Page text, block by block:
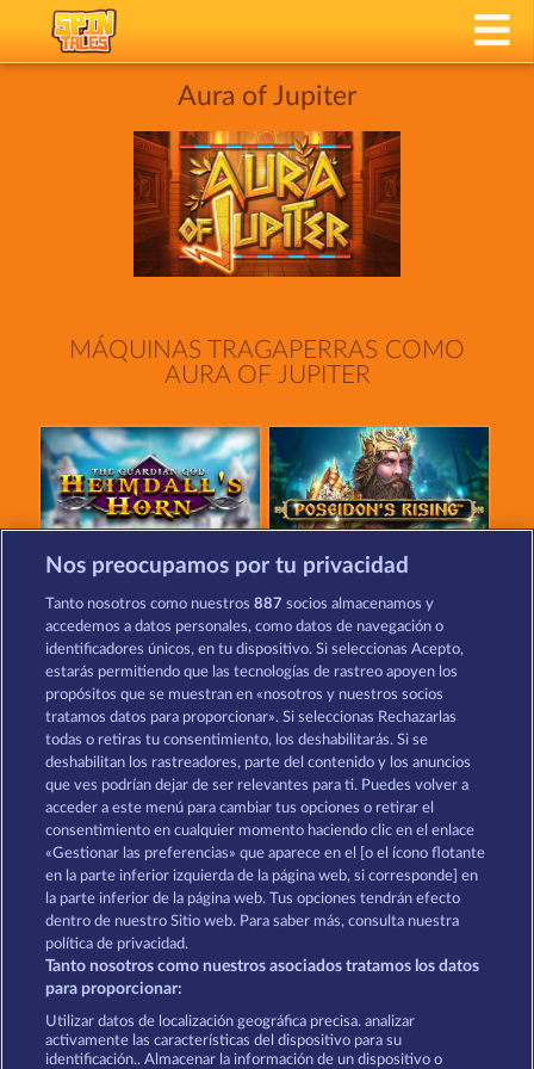
Aura of Jupiter
MÁQUINAS TRAGAPERRAS COMO
AURA OF JUPITER
The Guardian God: Heimdall's Horn Poseidon's Rising
Medusa's Lair Demi Gods IV - The Golden Era
Términos y condiciones
Declaración de privacidad Aviso Legal
Empresa FAQ Programa de afiliados
Enviar solicitud de desistimiento
Nos preocupamos por tu privacidad
Tanto nosotros como nuestros887 socios almacenamos y
accedemos a datos personales, como datos de navegación o
identificadores únicos, en tu dispositivo. Si seleccionas Acepto,
estarás permitiendo que las tecnologías de rastreo apoyen los
propósitos que se muestran en «nosotros y nuestros socios
tratamos datos para proporcionar». Si seleccionas Rechazarlas
todas o retiras tu consentimiento, los deshabilitarás. Si se
deshabilitan los rastreadores, parte del contenido y los anuncios
que ves podrían dejar de ser relevantes para ti. Puedes volver a
acceder a este menú para cambiar tus opciones o retirar el
consentimiento en cualquier momento haciendo clic en el enlace
«Gestionar las preferencias» que aparece en el [o el ícono flotante
en la parte inferior izquierda de la página web, si corresponde] en
la parte inferior de la página web. Tus opciones tendrán efecto
dentro de nuestro Sitio web. Para saber más, consulta nuestra
política de privacidad.
Tanto nosotros como nuestros asociados tratamos los datos
para proporcionar:
Utilizar datos de localización geográfica precisa. analizar
activamente las características del dispositivo para su
identificación.. Almacenar la información de un dispositivo o